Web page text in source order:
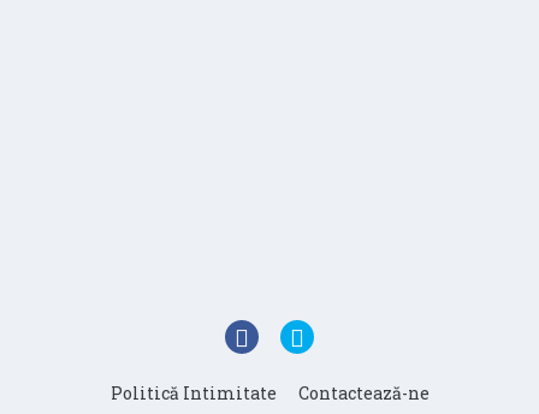
Politică Intimitate Contactează-ne